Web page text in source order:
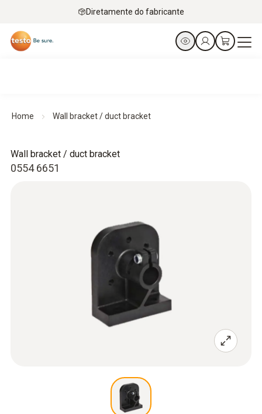
Diretamente do fabricante
Home Wall bracket / duct bracket
0554 6651
Wall bracket / duct bracket